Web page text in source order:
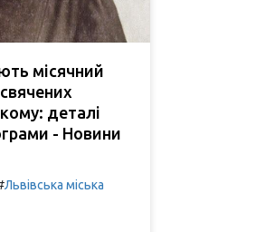
місячний
деталі
- Новини
Львівська міська